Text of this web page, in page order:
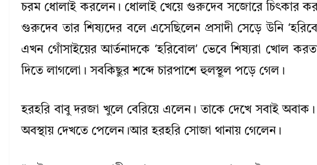
চরম ধোলাই করলেন। ধোলাই খেয়ে গুরুদেব সজোরে চিৎকার
গুরুদেব তার শিষ্যদের বলে এসেছিলেন প্রসাদী সেড়ে উনি
এখন গোঁসাইয়ের আর্তনাদকে ‘হরিবোল’ ভেবে শিষ্যরা খোল
দিতে লাগলো। সবকিছুর শব্দে চারপাশে হুলস্থূল পড়ে গেল।
হরহরি বাবু দরজা খুলে বেরিয়ে এলেন। তাকে দেখে সবাই
অবস্থায় দেখতে পেলেন।আর হরহরি সোজা থানায় গেলেন।